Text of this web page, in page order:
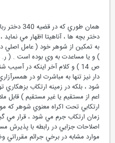
دختر بچه ها ، آناهيتا اظهار مي نمايد ،
به تمكين از شوهر خود ( عامل اصلي
ص 14 ) و كلام آخر اينكه در آسيب
دار نيز تنها به مباشرت او در
شود ، بلكه در زمينه ارتكاب بزهكاري
اعم از مستقيم يا غير مستقيم ) قابل
ارتكابي تحت اكراه معنوي شوهر كه
زمان ارتكاب جرم مي شود ، قرار مي
اصلاحات جزايي در رابطه با پذيرش
موارد مشابه در برخي جرائم مقرراتي